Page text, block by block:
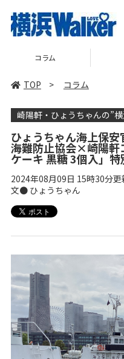
企画
TOP > コラム
崎陽軒・ひょうちゃんの”
ひょうちゃん海上保
海難防止協会×崎陽軒
ケーキ 黒糖 3個入」特
2024年08月09日 15時30分更
文● ひょうちゃん